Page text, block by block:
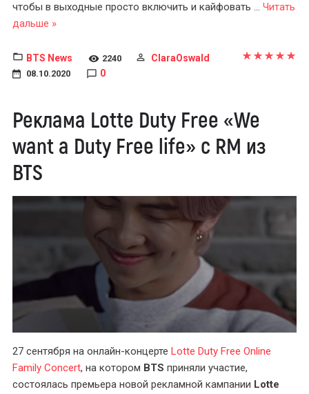
чтобы в выходные просто включить и кайфовать ... Читать
дальше »
BTS News 2240 ClaraOswald
08.10.2020 0
Реклама Lotte Duty Free «We
want a Duty Free life» с RM из
BTS
27 сентября на онлайн-концерте Lotte Duty Free Online
Family Concert, на котором BTS приняли участие,
состоялась премьера новой рекламной кампании Lotte